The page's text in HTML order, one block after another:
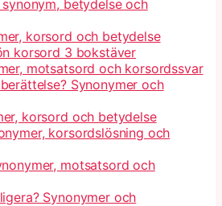
synonym, betydelse och
korsord och betydelse
korsord 3 bokstäver
motsatsord och korsordssvar
Synonymer och
korsord och betydelse
korsordslösning och
motsatsord och
Synonymer och